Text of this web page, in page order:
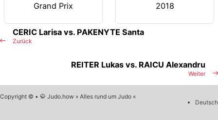
Grand Prix 2018
Zurück
CERIC Larisa vs. PAKENYTE Santa
Weiter
REITER Lukas vs. RAICU Alexandru
Copyright © • 🥋 Judo.how » Alles rund um Judo «
Deutsch